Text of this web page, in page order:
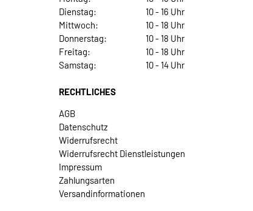
Dienstag:
10 - 16 Uhr
Mittwoch:
10 - 18 Uhr
Donnerstag:
10 - 18 Uhr
Freitag:
10 - 18 Uhr
Samstag:
10 - 14 Uhr
RECHTLICHES
AGB
Datenschutz
Widerrufsrecht
Widerrufsrecht Dienstleistungen
Impressum
Zahlungsarten
Versandinformationen